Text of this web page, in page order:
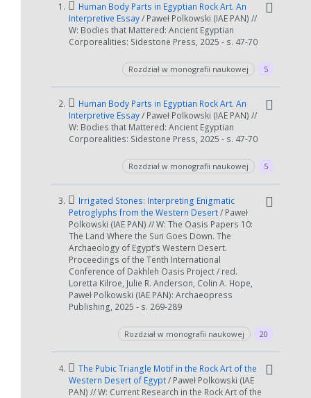
1.
Human Body Parts in Egyptian Rock Art. An
Interpretive Essay/ Paweł Polkowski (IAE PAN) //
W: Bodies that Mattered: Ancient Egyptian
Corporealities: Sidestone Press, 2025 - s. 47-70
Rozdział w monografii naukowej 5
2.
Human Body Parts in Egyptian Rock Art. An
Interpretive Essay/ Paweł Polkowski (IAE PAN) //
W: Bodies that Mattered: Ancient Egyptian
Corporealities: Sidestone Press, 2025 - s. 47-70
Rozdział w monografii naukowej 5
3.
Irrigated Stones: Interpreting Enigmatic
Petroglyphs from the Western Desert/ Paweł
Polkowski (IAE PAN) // W: The Oasis Papers 10:
The Land Where the Sun Goes Down. The
Archaeology of Egypt’s Western Desert.
Proceedings of the Tenth International
Conference of Dakhleh Oasis Project / red.
Loretta Kilroe, Julie R. Anderson, Colin A. Hope,
Paweł Polkowski (IAE PAN): Archaeopress
Publishing, 2025 - s. 269-289
Rozdział w monografii naukowej 20
4.
The Pubic Triangle Motif in the Rock Art of the
Western Desert of Egypt/ Paweł Polkowski (IAE
PAN) // W: Current Research in the Rock Art of the